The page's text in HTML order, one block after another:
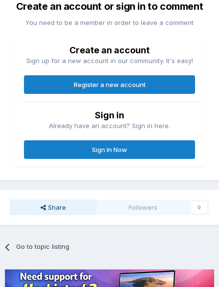
Create an account or sign in to comment
You need to be a member in order to leave a comment
Create an account
Sign up for a new account in our community. It's easy!
Register a new account
Sign in
Already have an account? Sign in here.
Sign In Now
Share Followers 0
Go to topic listing